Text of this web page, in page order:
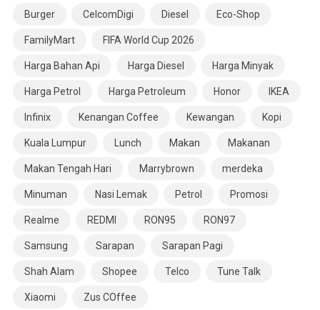
Burger CelcomDigi Diesel Eco-Shop
FamilyMart FIFA World Cup 2026
Harga Bahan Api Harga Diesel Harga Minyak
Harga Petrol Harga Petroleum Honor IKEA
Infinix Kenangan Coffee Kewangan Kopi
Kuala Lumpur Lunch Makan Makanan
Makan Tengah Hari Marrybrown merdeka
Minuman Nasi Lemak Petrol Promosi
Realme REDMI RON95 RON97
Samsung Sarapan Sarapan Pagi
Shah Alam Shopee Telco Tune Talk
Xiaomi Zus COffee